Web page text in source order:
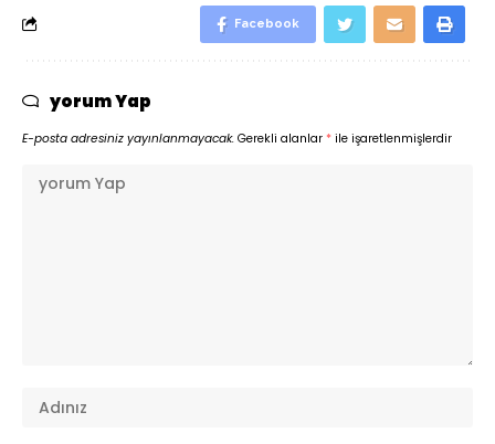
Facebook
yorum Yap
E-posta adresiniz yayınlanmayacak. Gerekli alanlar * ile işaretlenmişlerdir